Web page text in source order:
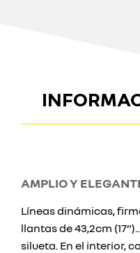
AMPLIO Y
Líneas dinámicas,
llantas de 43,2cm
silueta. En el interior,